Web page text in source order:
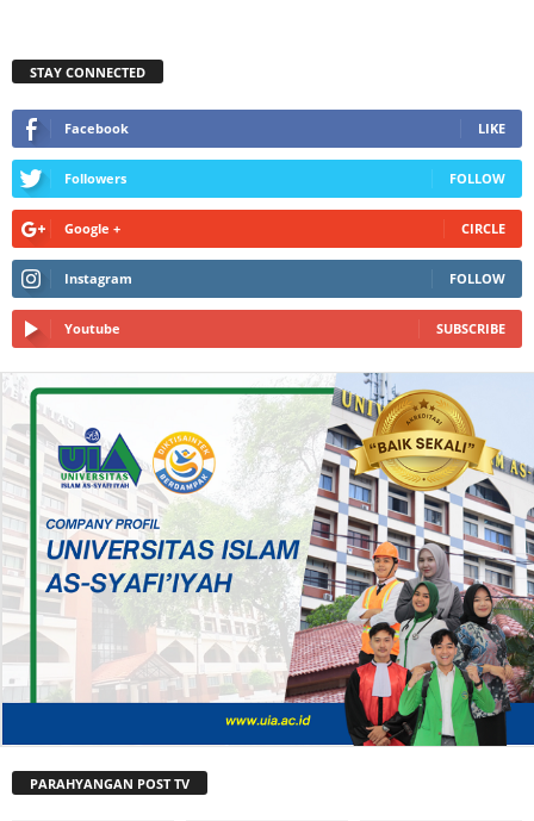
STAY CONNECTED
Facebook LIKE
Followers FOLLOW
Google + CIRCLE
Instagram FOLLOW
Youtube SUBSCRIBE
PARAHYANGAN POST TV